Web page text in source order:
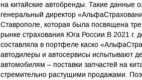
на китайские автобренды. Такие данные
генеральный директор
Ставрополе, которая была посвящена
рынке страхования Юга России.В 2021 г.
составляла в портфеле каско
автодилеры и автосервисы испытывают
автомобилям – поставки запчастей на
стремительно растущими продажами.